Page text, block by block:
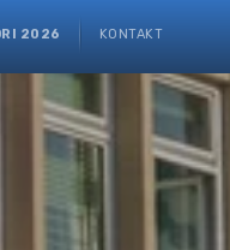
2026 KONTAKT